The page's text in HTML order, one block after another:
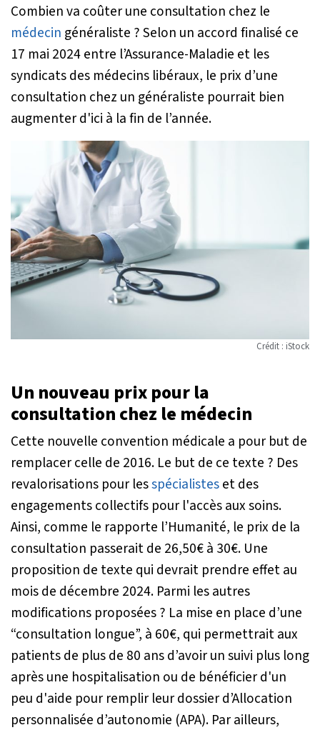
Combien va coûter une consultation chez le
médecin généraliste ? Selon un accord finalisé ce
17 mai 2024 entre l’Assurance-Maladie et les
syndicats des médecins libéraux, le prix d’une
consultation chez un généraliste pourrait bien
augmenter d'ici à la fin de l’année.
Crédit : iStock
Un nouveau prix pour la
consultation chez le médecin
Cette nouvelle convention médicale a pour but de
remplacer celle de 2016. Le but de ce texte ? Des
revalorisations pour lesspécialisteset des
engagements collectifs pour l'accès aux soins.
Ainsi, comme le rapporte l’Humanité, le prix de la
consultation passerait de 26,50€ à 30€. Une
proposition de texte qui devrait prendre effet au
mois de décembre 2024. Parmi les autres
modifications proposées ? La mise en place d’une
“consultation longue”, à 60€, qui permettrait aux
patients de plus de 80 ans d’avoir un suivi plus long
après une hospitalisation ou de bénéficier d'un
peu d'aide pour remplir leur dossier d’Allocation
personnalisée d’autonomie (APA). Par ailleurs,